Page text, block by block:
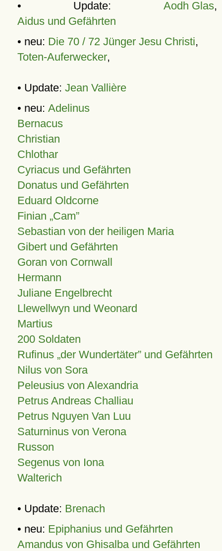
• Update: Aodh Glas,
Aidus und Gefährten
• neu: Die 70 / 72 Jünger Jesu Christi,
Toten-Auferwecker,
• Update: Jean Vallière
• neu: Adelinus
Bernacus
Christian
Chlothar
Cyriacus und Gefährten
Donatus und Gefährten
Eduard Oldcorne
Finian Cam
Sebastian von der heiligen Maria
Gibert und Gefährten
Goran von Cornwall
Hermann
Juliane Engelbrecht
Llewellwyn und Weonard
Martius
200 Soldaten
Rufinus „der Wundertäter” und Gefährten
Nilus von Sora
Peleusius von Alexandria
Petrus Andreas Challiau
Petrus Nguyen Van Luu
Saturninus von Verona
Russon
Segenus von Iona
Walterich
• Update: Brenach
• neu: Epiphanius und Gefährten
Amandus von Ghisalba und Gefährten